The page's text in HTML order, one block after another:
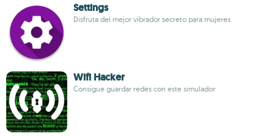
Settings
Disfruta del mejor vibrador secreto para mujeres
Wifi Hacker
Consigue guardar redes con este simulador